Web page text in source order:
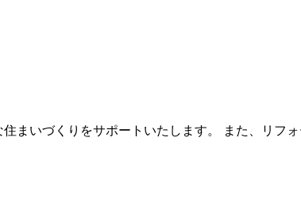
まいづくりをサポートいたします。 また、リフ